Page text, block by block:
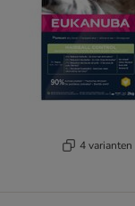
4 varianten